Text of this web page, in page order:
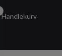
Handlekurv